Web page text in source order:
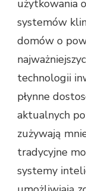
użytkowania
systemów
domów o
technologii
płynne
aktualnych
zużywają
tradycyjne
systemy